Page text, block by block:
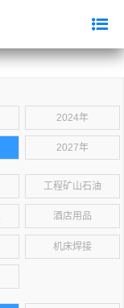
2024年
2027年
工程矿山石油
酒店用品
机床焊接